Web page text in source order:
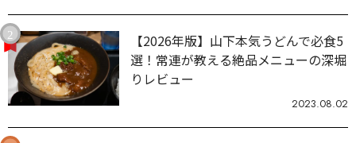
【2026年版】山下本気うどんで必食5
選！常連が教える絶品メニューの深堀
りレビュー
2023.08.02